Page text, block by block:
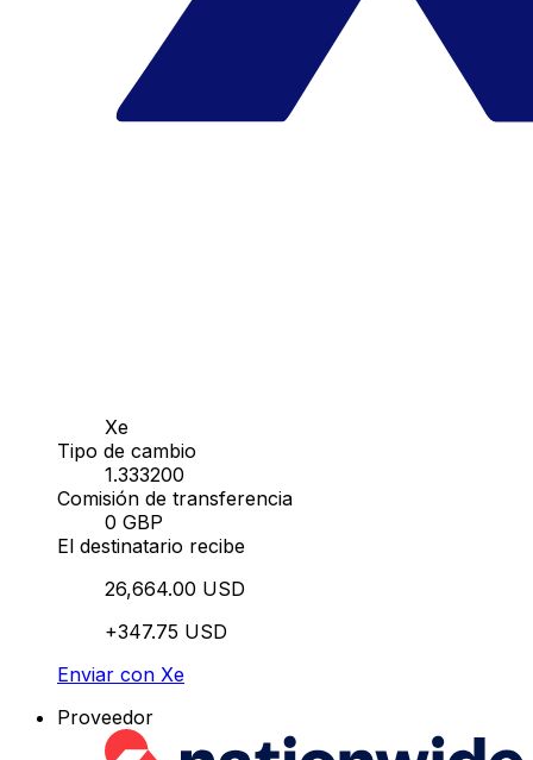
Xe
Tipo de cambio
1.333200
Comisión de transferencia
0 GBP
El destinatario recibe
26,664.00 USD
+347.75 USD
Enviar con Xe
Proveedor